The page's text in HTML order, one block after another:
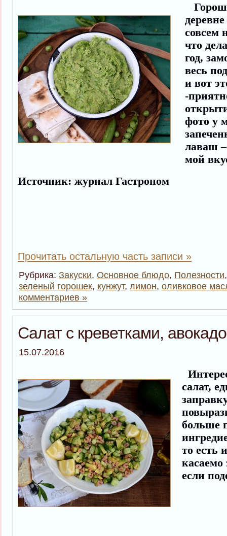
совсем
что
год,
весь
и вот
-
фото у
лаваш
мой
Источник: журнал Гастроном
Прочитать остальную часть записи »
Рубрика: Закуски, Основное блюдо, Полезности
зеленый горошек, кунжут, лимон, оливковое
комментариев »
Салат с креветками,
15.07.2016
салат,
больше
то есть
касаемо
если